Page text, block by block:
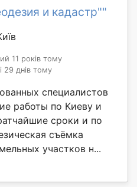
и кадастр""
11 років тому
29 днів тому
специалистов
работы по Киеву и
сроки и по
съёмка
участков н...